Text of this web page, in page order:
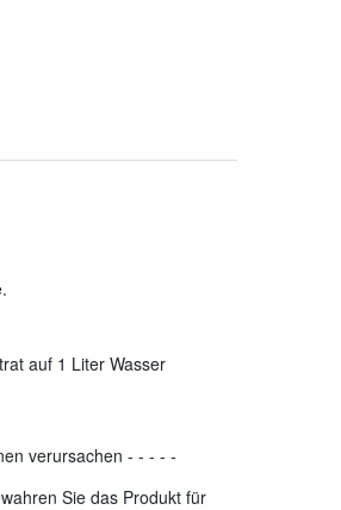
auf 1 Liter Wasser
verursachen - - - - -
Sie das Produkt für